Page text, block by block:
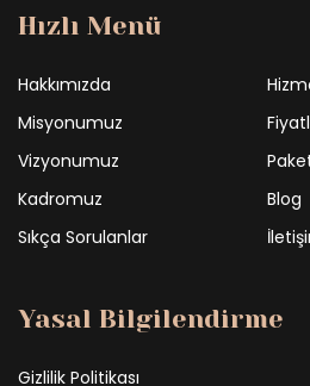
Hızlı Menü
Hakkımızda
Misyonumuz
Vizyonumuz
Kadromuz
Blog
Sıkça Sorulanlar
Yasal Bilgilendirme
Gizlilik Politikası